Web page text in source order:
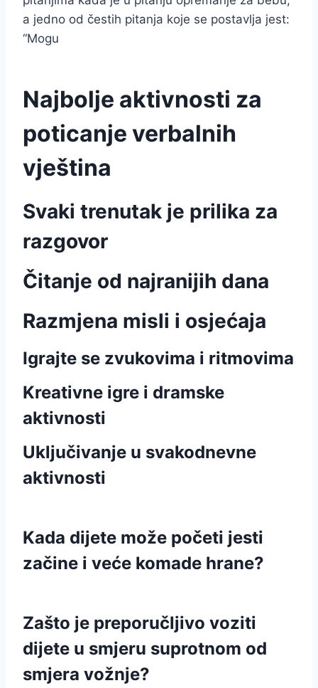
a jedno od čestih pitanja koje se postavlja jest:
“Mogu
Najbolje aktivnosti za
poticanje verbalnih
vještina
Svaki trenutak je prilika za
razgovor
Čitanje od najranijih dana
Razmjena misli i osjećaja
Igrajte se zvukovima i ritmovima
Kreativne igre i dramske
aktivnosti
Uključivanje u svakodnevne
aktivnosti
Kada dijete može početi jesti
začine i veće komade hrane?
Zašto je preporučljivo voziti
dijete u smjeru suprotnom od
smjera vožnje?